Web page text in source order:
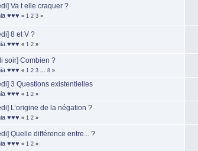
Va t elle craquer ?
♥♥♥ «1 2 3 »
8 et V ?
♥♥♥ «1 2 »
soir] Combien ?
♥♥♥ «1 2 3 ...8 »
3 Questions existentielles
♥♥♥ «1 2 »
L’origine de la négation ?
♥♥♥ «1 2 »
Quelle différence entre... ?
♥♥♥ «1 2 »